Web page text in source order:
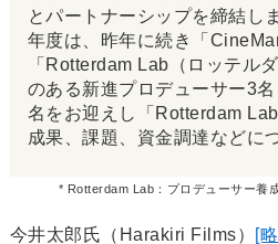
とパートナーシップを締結し
年度は、昨年に続き「
「Rotterdam Lab（ロッテル
のある新進プロデューサー3
名をお迎えし「Rotterdam
成果、課題、資金調達などに
* Rotterdam Lab：プロデューサー養
今井太郎氏（Harakiri Films） [